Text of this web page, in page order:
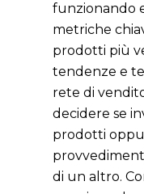
funzionando
metriche
prodotti più
tendenze e
rete di
decidere se
prodotti
di un altro.